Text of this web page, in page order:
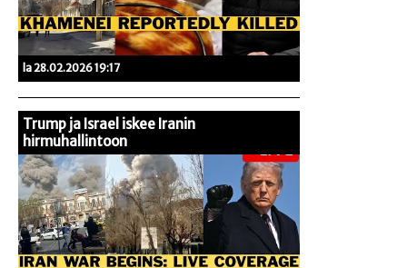
la 28.02.2026 19:17
Trump ja Israel iskee Iranin
hirmuhallintoon